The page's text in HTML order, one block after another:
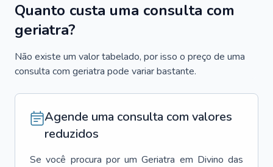
Quanto custa uma consulta com
geriatra?
Não existe um valor tabelado, por isso o preço de uma
consulta com geriatra pode variar bastante.
Agende uma consulta com valores
reduzidos
Se você procura por um Geriatra em Divino das